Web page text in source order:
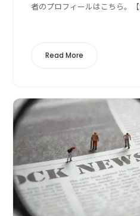
者のプロフィールはこちら。
Read More